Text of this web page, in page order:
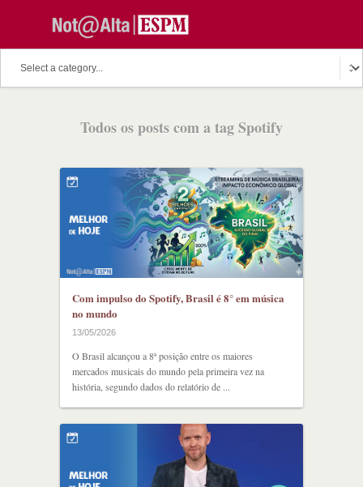
Todos os posts com a tag Spotify
Com impulso do Spotify, Brasil é 8° em música
no mundo
13/05/2026
O Brasil alcançou a 8ª posição entre os maiores
mercados musicais do mundo pela primeira vez na
história, segundo dados do relatório de ...